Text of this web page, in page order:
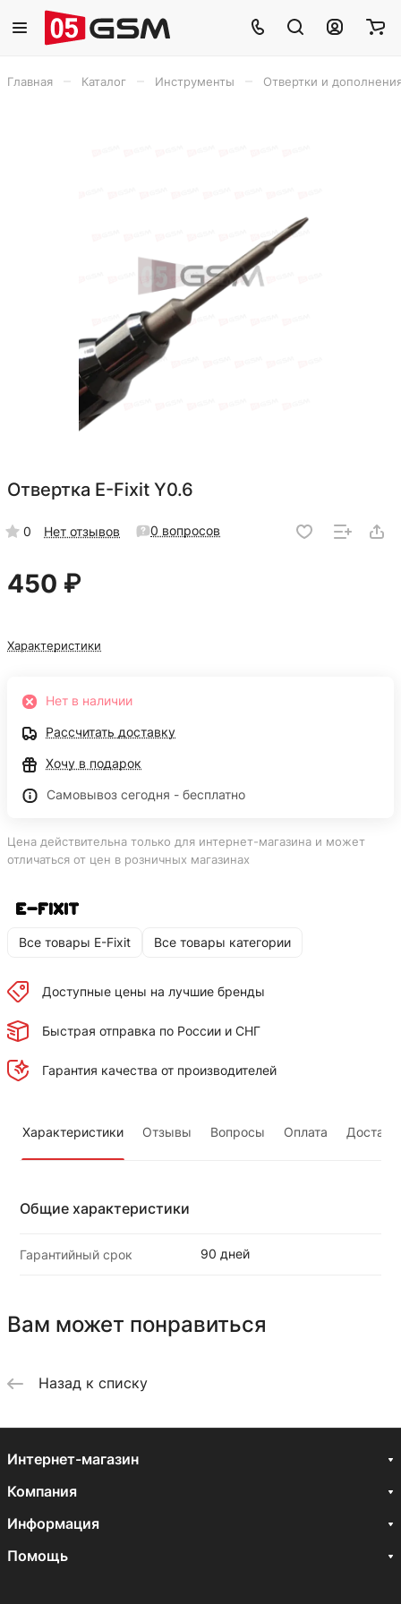
Главная Каталог Инструменты Отвертки и
Отвертка E-Fixit Y0.6
0 Нет отзывов 0 вопросов
450 ₽
Характеристики
Нет в наличии
Рассчитать доставку
Хочу в подарок
Самовывоз сегодня - бесплатно
Цена действительна только для интернет-магазина и может
отличаться от цен в розничных магазинах
Все товары E-Fixit Все товары категории
Доступные цены на лучшие бренды
Быстрая отправка по России и СНГ
Гарантия качества от производителей
Характеристики Отзывы Вопросы Оплата
Общие характеристики
Гарантийный срок 90 дней
Вам может понравиться
Назад к списку
Интернет-магазин
Компания
Информация
Помощь